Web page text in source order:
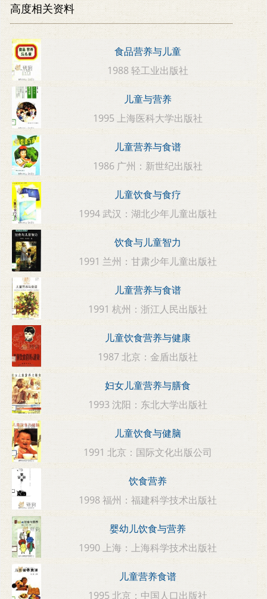
高度相关资料
食品营养与儿童
1988 轻工业出版社
儿童与营养
1995 上海医科大学出版社
儿童营养与食谱
1986 广州：新世纪出版社
儿童饮食与食疗
1994 武汉：湖北少年儿童出版社
饮食与儿童智力
1991 兰州：甘肃少年儿童出版社
儿童营养与食谱
1991 杭州：浙江人民出版社
儿童饮食营养与健康
1987 北京：金盾出版社
妇女儿童营养与膳食
1993 沈阳：东北大学出版社
儿童饮食与健脑
1991 北京：国际文化出版公司
饮食营养
1998 福州：福建科学技术出版社
婴幼儿饮食与营养
1990 上海：上海科学技术出版社
儿童营养食谱
1995 北京：中国人口出版社